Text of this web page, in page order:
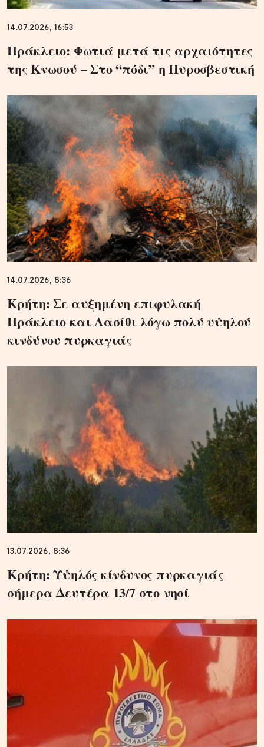
14.07.2026, 16:53
Ηράκλειο: Φωτιά μετά τις αρχαιότητες
της Κνωσού – Στο “πόδι” η Πυροσβεστική
14.07.2026, 8:36
Κρήτη: Σε αυξημένη επιφυλακή
Ηράκλειο και Λασίθι λόγω πολύ υψηλού
κινδύνου πυρκαγιάς
13.07.2026, 8:36
Κρήτη: Υψηλός κίνδυνος πυρκαγιάς
σήμερα Δευτέρα 13/7 στο νησί